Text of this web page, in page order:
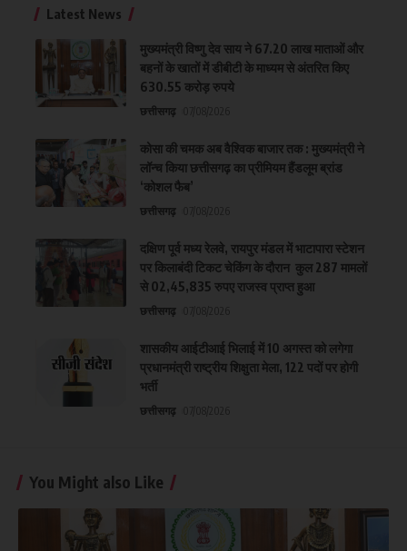
Latest News
मुख्यमंत्री विष्णु देव साय ने 67.20 लाख माताओं और
बहनों के खातों में डीबीटी के माध्यम से अंतरित किए
630.55 करोड़ रुपये
छत्तीसगढ़
कोसा की चमक अब वैश्विक बाजार तक : मुख्यमंत्री ने
लॉन्च किया छत्तीसगढ़ का प्रीमियम हैंडलूम ब्रांड
‘कोशल फैब’
छत्तीसगढ़
दक्षिण पूर्व मध्य रेलवे, रायपुर मंडल में भाटापारा स्टेशन
पर किलाबंदी टिकट चेकिंग के दौरान कुल 287 मामलों
से 02,45,835 रुपए राजस्व प्राप्त हुआ
छत्तीसगढ़
शासकीय आईटीआई भिलाई में 10 अगस्त को लगेगा
प्रधानमंत्री राष्ट्रीय शिक्षुता मेला, 122 पदों पर होगी
भर्ती
छत्तीसगढ़
You Might also Like